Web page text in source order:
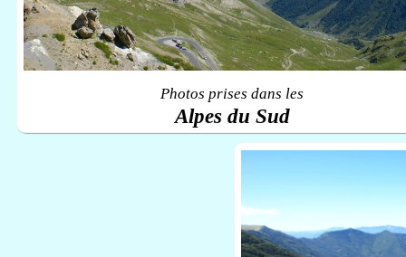
Photos prises dans les
Alpes du Sud